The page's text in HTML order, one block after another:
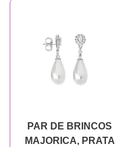
PAR DE BRINCOS
MAJORICA, PRATA